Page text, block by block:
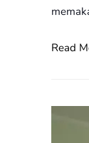
Read